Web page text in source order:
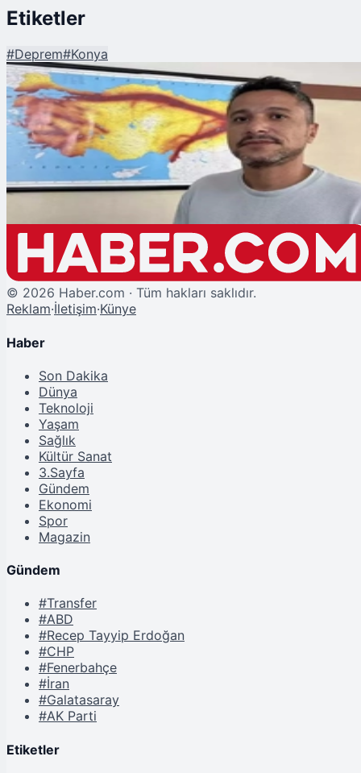
Etiketler
#Deprem#Konya
Şu An Okunan
Konya'daki Deprem Tehlikesi Bilimsel Olarak Ortaya Kondu
© 2026 Haber.com · Tüm hakları saklıdır.
Reklam·İletişim·Künye
Haber
Son Dakika
Dünya
Teknoloji
Yaşam
Sağlık
Kültür Sanat
3.Sayfa
Gündem
Ekonomi
Spor
Magazin
Gündem
#Transfer
#ABD
#Recep Tayyip Erdoğan
#CHP
#Fenerbahçe
#İran
#Galatasaray
#AK Parti
Etiketler